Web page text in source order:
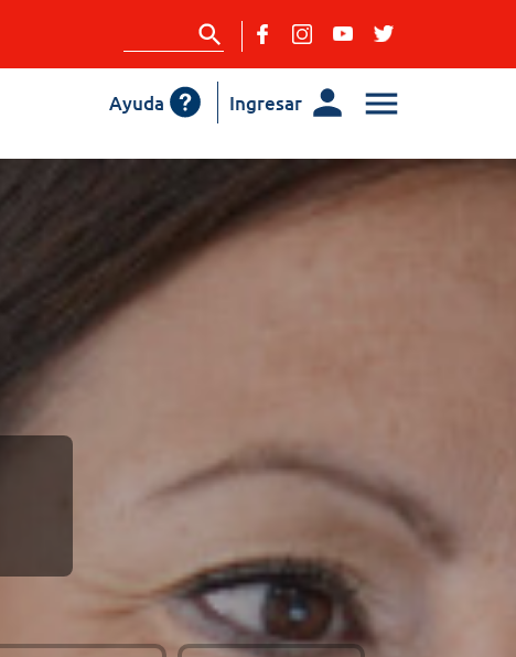
Ingresar
Ayuda